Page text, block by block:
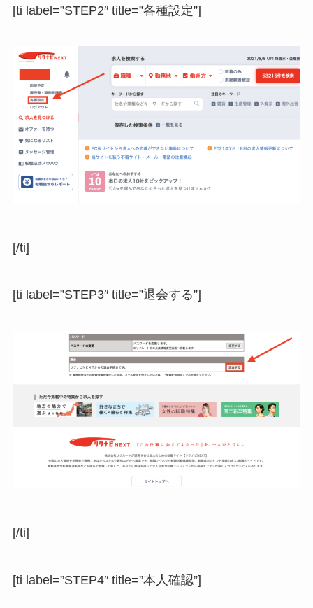
[ti label=”STEP2″ title=”各種設定”]
[/ti]
[ti label=”STEP3″ title=”退会する”]
[/ti]
[ti label=”STEP4″ title=”本人確認”]